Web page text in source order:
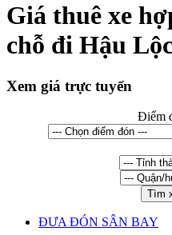
Giá thuê xe
chỗ đi Hậu
Xem giá trực tuyến
Điểm
Tìm
ĐƯA ĐÓN SÂN BAY